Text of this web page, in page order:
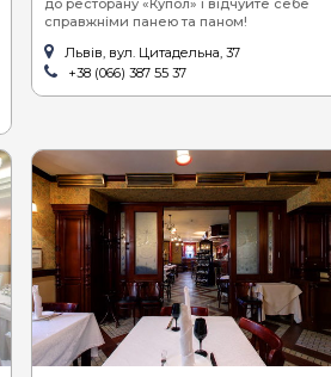
до ресторану «Купол» і відчуйте себе
справжніми панею та паном!
Львів, вул. Цитадельна, 37
+38 (066) 387 55 37